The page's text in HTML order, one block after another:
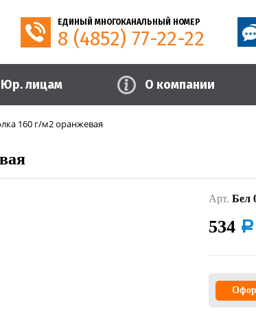
ЕДИНЫЙ МНОГОКАНАЛЬНЫЙ НОМЕР
8 (4852) 77-22-22
Юр. лицам О компании
160 г/м2 оранжевая
Арт. Бел
534 a